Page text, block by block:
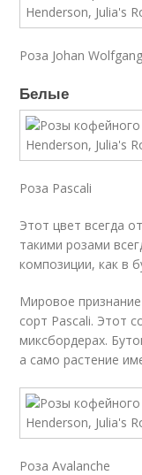
Роза Johan
Белые
Роза Pascali
Этот цвет всегда
такими розами
композиции, как в
Мировое
сорт Pascali. Этот
миксбордерах.
а само растение
Роза Avalanche